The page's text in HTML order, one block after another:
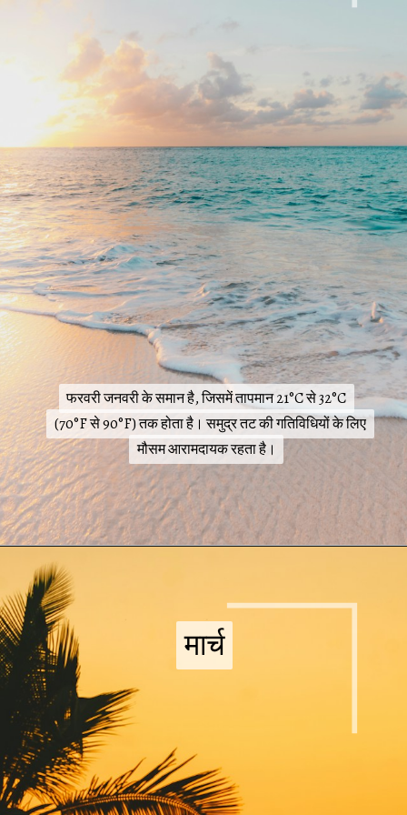
फरवरी जनवरी के समान है, जिसमें तापमान 21°C से 32°C
(70°F से 90°F) तक होता है। समुद्र तट की गतिविधियों के लिए
मौसम आरामदायक रहता है।
फरवरी जनवरी के समान है, जिसमें तापमान 21°C से 32°C
(70°F से 90°F) तक होता है। समुद्र तट की गतिविधियों के लिए
मौसम आरामदायक रहता है।
मार्च
मार्च